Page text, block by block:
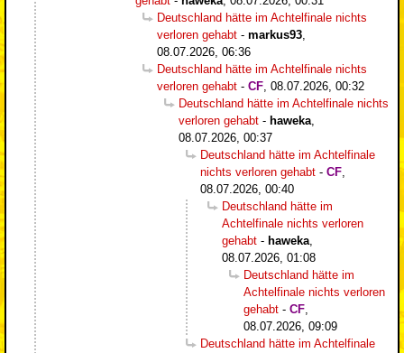
Deutschland hätte im Achtelfinale nichts
verloren gehabt - markus93
08.07.2026, 06:36
Deutschland hätte im Achtelfinale nichts
verloren gehabt - CF 08.07.2026, 00:32
Deutschland hätte im Achtelfinale nichts
verloren gehabt - haweka
08.07.2026, 00:37
Deutschland hätte im Achtelfinale
nichts verloren gehabt - CF
08.07.2026, 00:40
Deutschland hätte im
Achtelfinale nichts verloren
gehabt - haweka
08.07.2026, 01:08
Deutschland hätte im
Achtelfinale nichts verloren
gehabt - CF
08.07.2026, 09:09
Deutschland hätte im Achtelfinale